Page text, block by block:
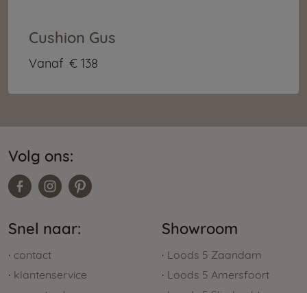
Cushion Gus
Vanaf € 138
Volg ons:
Snel naar:
contact
klantenservice
Showroom
Loods 5 Zaandam
Loods 5 Amersfoort